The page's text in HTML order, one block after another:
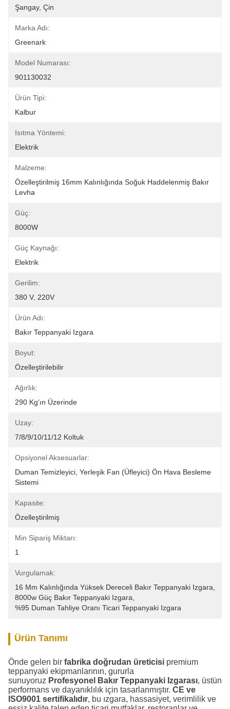
Şangay, Çin
Marka Adı:
Greenark
Model Numarası:
901130032
Ürün Tipi:
Kalbur
Isıtma Yöntemi:
Elektrik
Malzeme:
Özelleştirilmiş 16mm Kalınlığında Soğuk Haddelenmiş Bakır
Levha
Güç:
8000W
Güç Kaynağı:
Elektrik
Gerilim:
380 V, 220V
Ürün Adı:
Bakır Teppanyaki Izgara
Boyut:
Özelleştirilebilir
Ağırlık:
290 Kg'ın Üzerinde
Uzay:
7/8/9/10/11/12 Koltuk
Opsiyonel Aksesuarlar:
Duman Temizleyici, Yerleşik Fan (üfleyici) Ön Hava Besleme
Sistemi
Kapasite:
Özelleştirilmiş
Min Sipariş Miktarı:
1
Vurgulamak:
16 Mm Kalınlığında Yüksek Dereceli Bakır Teppanyaki Izgara
8000w Güç Bakır Teppanyaki Izgara
%95 Duman Tahliye Oranı Ticari Teppanyaki Izgara
Ürün Tanımı
Önde gelen bir fabrika doğrudan üreticisi premium
teppanyaki ekipmanlarının, gururla
sunuyoruz Profesyonel Bakır Teppanyaki Izgarası, üstün
performans ve dayanıklılık için tasarlanmıştır. CE ve
ISO9001 sertifikalıdır, bu ızgara, hassasiyet, verimlilik ve